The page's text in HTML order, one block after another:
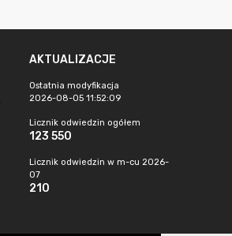
AKTUALIZACJE
Ostatnia modyfikacja
2026-08-05 11:52:09
Licznik odwiedzin ogółem
123 550
Licznik odwiedzin w m-cu 2026-
07
210